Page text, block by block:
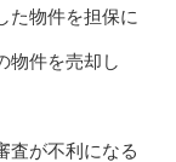
た物件を担保に
物件を売却し
査が不利になる